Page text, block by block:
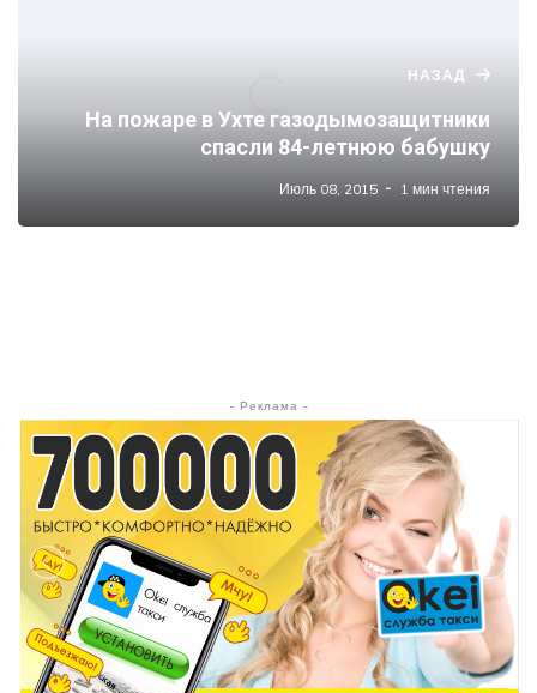
НАЗАД
На пожаре в Ухте газодымозащитники
спасли 84-летнюю бабушку
Июль 08, 2015 1 мин чтения
- Реклама -